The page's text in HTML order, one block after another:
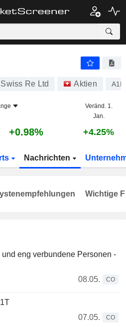
Re Ltd Aktien
Veränd. 1.
Jan.
+0.98% +4.25%
Nachrichten
eng verbundene Personen -
08.05.
CO
07.05.
CO
Wichtige